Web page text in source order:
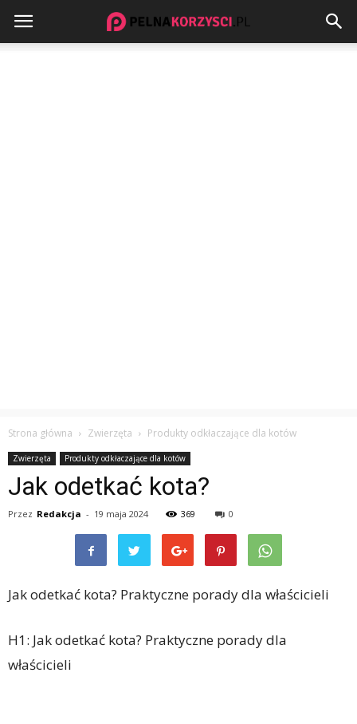
Strona główna Zwierzęta Produkty odkłaczające dla kotów
Zwierzęta Produkty odkłaczające dla kotów
Jak odetkać kota?
Przez Redakcja - 19 maja 2024 369 0
Jak odetkać kota? Praktyczne porady dla właścicieli
H1: Jak odetkać kota? Praktyczne porady dla
właścicieli